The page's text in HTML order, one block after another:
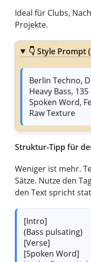
Ideal für Clubs,
Projekte.
👇Style Prompt
Berlin Techno,
Heavy Bass,
Spoken Word,
Raw Texture
Struktur-Tipp für
Weniger ist mehr.
Sätze. Nutze den
den Text spricht
[Intro]
(Bass pulsating)
[Verse]
[Spoken Word]